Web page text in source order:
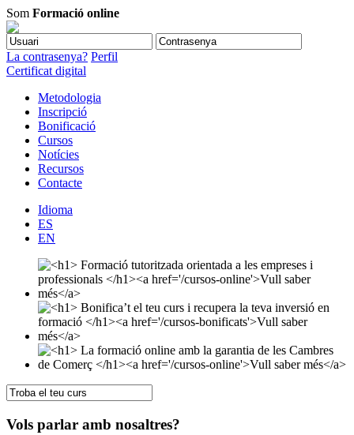
Som Formació online
La contrasenya? Perfil
Certificat digital
Metodologia
Inscripció
Bonificació
Cursos
Notícies
Recursos
Contacte
Idioma
ES
EN
Vols parlar amb nosaltres?